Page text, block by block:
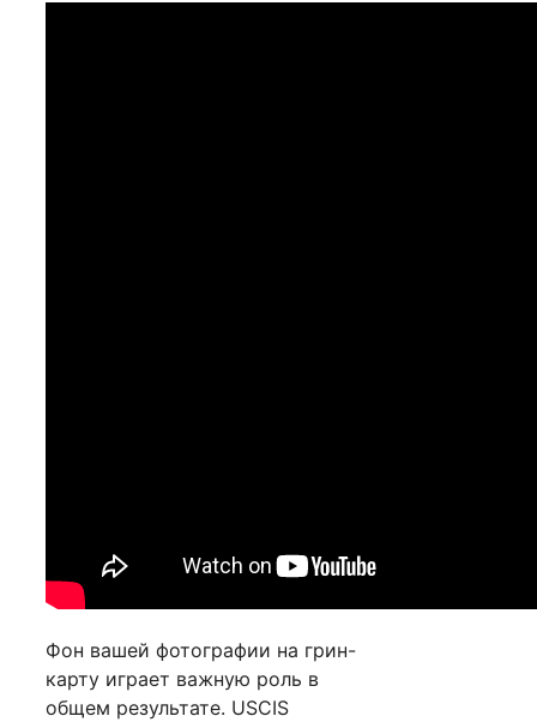
Фон вашей фотографии на грин-
карту играет важную роль в
общем результате. USCIS